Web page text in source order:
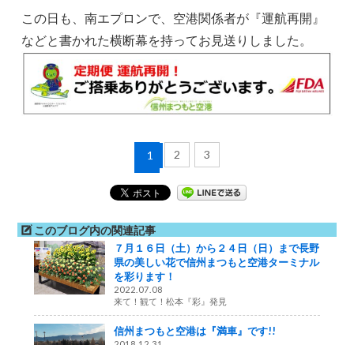
この日も、南エプロンで、空港関係者が『運航再開』
などと書かれた横断幕を持ってお見送りしました。
1 2 3
このブログ内の関連記事
７月１６日（土）から２４日（日）まで長野
県の美しい花で信州まつもと空港ターミナル
を彩ります！
2022.07.08
来て！観て！松本『彩』発見
信州まつもと空港は『満車』です!!